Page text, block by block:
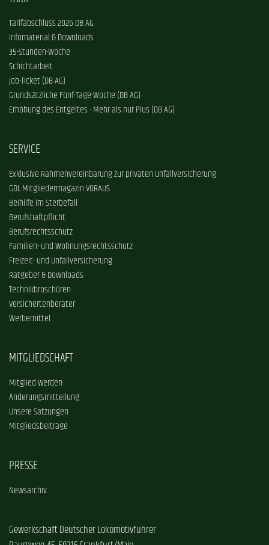
Tarifabschluss 2026 DB AG
Infomaterial & Downloads
35-Stunden-Woche
Schichtarbeit
Job-Ticket (DB AG)
Grundsätzliche Fünf-Tage-Woche (DB AG)
Erhöhung des Entgeltes - Mehr als nur Plus (DB AG)
SERVICE
Exklusive Rahmenvereinbarung zur privaten Unfallversicherung
GDL-Mitgliedermagazin VORAUS
Beihilfe im Sterbefall
Berufshaftpflicht
Berufsrechtsschutz
Familien- und Wohnungsrechtsschutz
Freizeit- und Unfallversicherung
Ratgeber & Downloads
Technikbroschüren
Versichertenberater
Werbemittel
MITGLIEDSCHAFT
Mitglied werden
Änderungsmitteilung
Unsere Satzungen
Mitgliedsbeiträge
PRESSE
Newsarchiv
Gewerkschaft Deutscher Lokomotivführer